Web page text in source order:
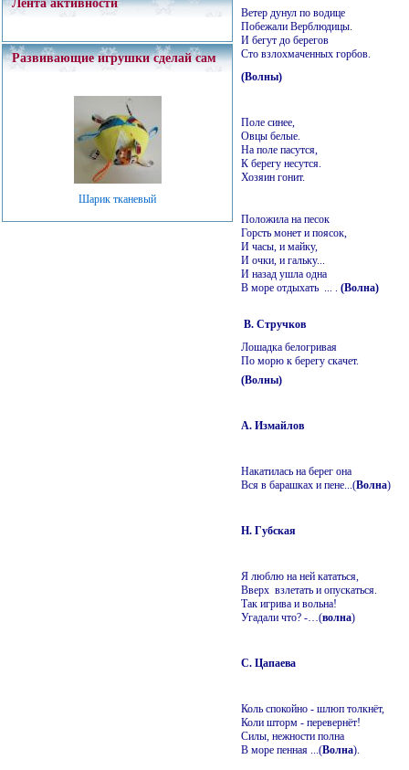
Лента активности
Развивающие игрушки сделай сам
Шарик тканевый
Ветер дунул по водице
Побежали Верблюдицы.
И бегут до берегов
Сто взлохмаченных горбов.
(Волны)
Поле синее,
Овцы белые.
На поле пасутся,
К берегу несутся.
Хозяин гонит.
Положила на песок
Горсть монет и поясок,
И часы, и майку,
И очки, и гальку...
И назад ушла одна
В море отдыхать ... .
(Волна)
В. Стручков
Лошадка белогривая
По морю к берегу скачет.
(Волны)
А. Измайлов
Накатилась на берег она
Вся в барашках и пене...(Волна)
Н. Губская
Я люблю на ней кататься,
Вверх взлетать и опускаться.
Так игрива и вольна!
Угадали что? -…(волна)
С. Цапаева
Коль спокойно - шлюп толкнёт,
Коли шторм - перевернёт!
Силы, нежности полна
В море пенная ...(Волна).